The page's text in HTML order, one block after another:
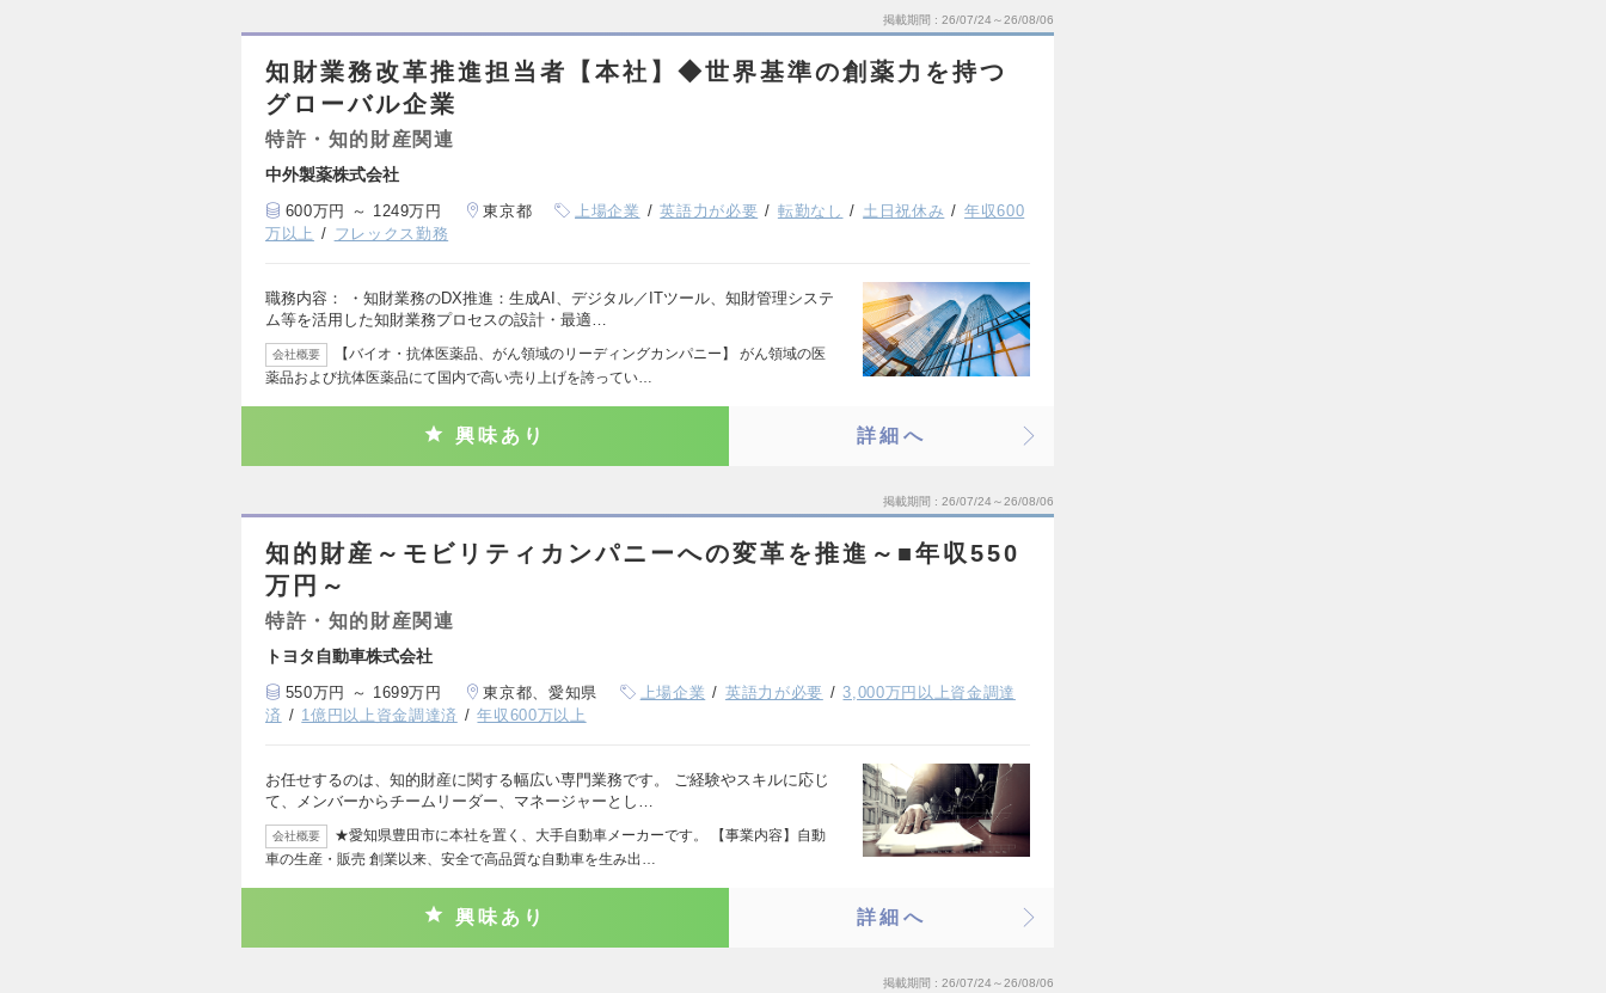
掲載期間 26/07/24～26/08/06
知財業務改革推進担当者【本社】◆世界基準の創薬力を持つ
グローバル企業
特許・知的財産関連
中外製薬株式会社
600万円 ～ 1249万円 東京都 上場企業 英語力が必要 転勤なし 土日祝休み
年収600
万以上
フレックス勤務
職務内容： ・知財業務のDX推進：生成AI、デジタル／ITツール、知財管理システ
ム等を活用した知財業務プロセスの設計・最適…
会社概要
【バイオ・抗体医薬品、がん領域のリーディングカンパニー】 がん領域の医
薬品および抗体医薬品にて国内で高い売り上げを誇ってい…
興味あり 詳細へ
掲載期間 26/07/24～26/08/06
知的財産～モビリティカンパニーへの変革を推進～■年収550
万円～
特許・知的財産関連
トヨタ自動車株式会社
550万円 ～ 1699万円 東京都、愛知県 上場企業 英語力が必要
3,000万円以上資金調達
済
1億円以上資金調達済 年収600万以上
お任せするのは、知的財産に関する幅広い専門業務です。 ご経験やスキルに応じ
て、メンバーからチームリーダー、マネージャーとし…
会社概要
★愛知県豊田市に本社を置く、大手自動車メーカーです。 【事業内容】自動
車の生産・販売 創業以来、安全で高品質な自動車を生み出…
興味あり 詳細へ
掲載期間 26/07/24～26/08/06